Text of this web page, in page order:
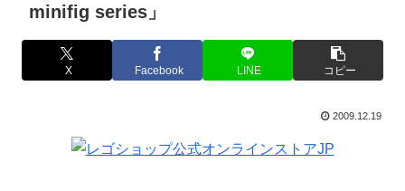
minifig series」
X Facebook LINE コピー
2009.12.19